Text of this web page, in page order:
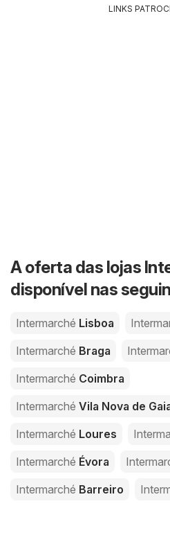
LINKS
A oferta das lojas
disponível nas
Intermarché Lisboa
Intermarché Braga
Intermarché Coimbra
Intermarché Vila Nova de
Intermarché Loures
Intermarché Évora
Intermarché Barreiro